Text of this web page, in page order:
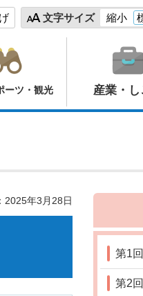
文字サイズ 縮小
ーツ・観光 産業・し
2025年3月28日
第1
第2